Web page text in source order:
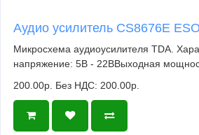
Аудио усилитель CS8676E
Микросхема аудиоусилителя TDA.
напряжение: 5В - 22ВВыходная
200.00р. Без НДС: 200.00р.